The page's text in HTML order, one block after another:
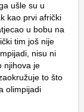
ušle su u
kao prvi afrički
u bobu na
tim još nije
nisu ni
njihova je
to što
olimpijadi